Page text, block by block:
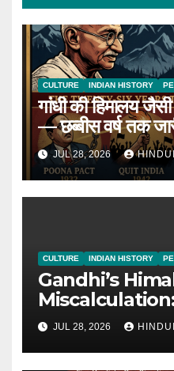
CULTURE INDIAN HISTORY
गांधी की हिमालय
— छब्बीस वर्ष तक
JUL 28, 2026
CULTURE INDIAN HISTORY
Gandhi’s
Admission of
— Continued
(134)
JUL 28, 2026